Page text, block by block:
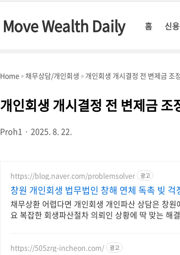
Move Wealth Daily 홈 신
Home 채무상담/개인회생 개인회생 개시결정 전 변제금 조
개인회생 개시결정 전 변제금
Proh1 2025. 8. 22.
https://blog.naver.com/problemsolver 광고
창원 개인회생 법무법인 창해 연체 독촉 빚 걱
채무상환 어렵다면 개인회생 개인파산 상담은 창
요 복잡한 회생파산절차 의뢰인 상황에 딱 맞는 해
https://505zrg-incheon.com/ 광고